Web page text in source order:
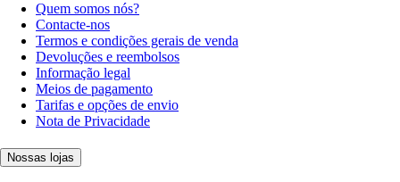
Quem somos nós?
Contacte-nos
Termos e condições gerais de venda
Devoluções e reembolsos
Informação legal
Meios de pagamento
Tarifas e opções de envio
Nota de Privacidade
Nossas lojas